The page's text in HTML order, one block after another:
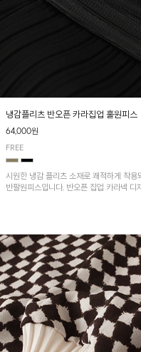
냉감플리츠 반오픈 카라집업 훌원피스
64,000원
FREE
시원한 냉감 플리츠 소재로 쾌적하게 착용
반팔원피스입니다. 반오픈 집업 카라넥 디